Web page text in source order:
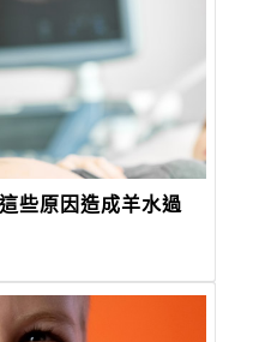
些原因造成羊水過